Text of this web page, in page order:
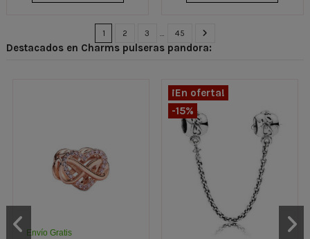
1 2 3 … 45
Destacados en Charms pulseras pandora:
Envío Gratis
¡En oferta!
-15%